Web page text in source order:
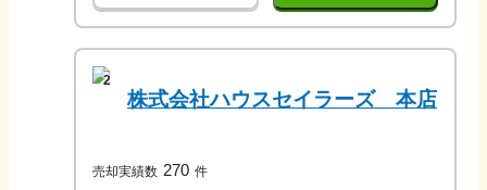
2
株式会社ハウスセイラーズ 本店
売却実績数 270 件